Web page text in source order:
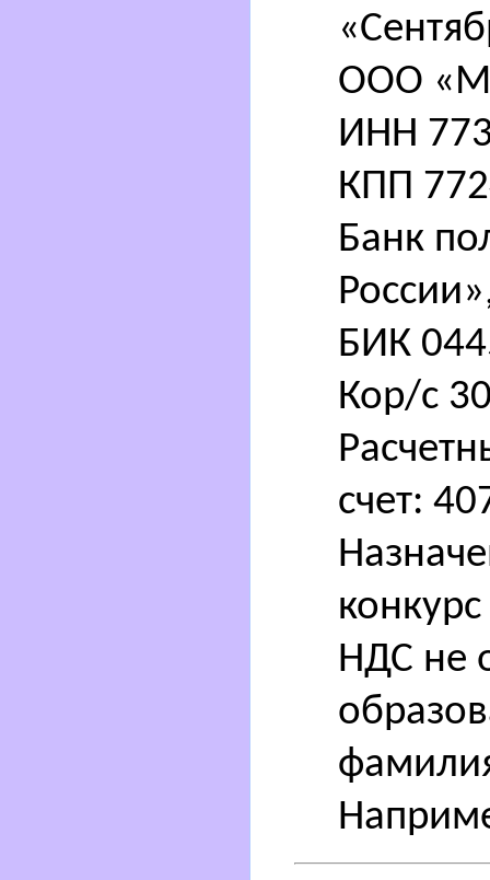
ООО
ИНН
КПП
Банк
БИК
Кор/с
счет:
НДС не